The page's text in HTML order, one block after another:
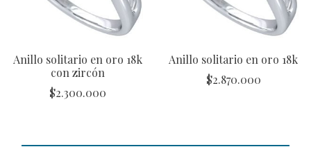
Anillo solitario en oro 18k
con zircón
$2.300.000
Anillo solitario en oro 18k
$2.870.000